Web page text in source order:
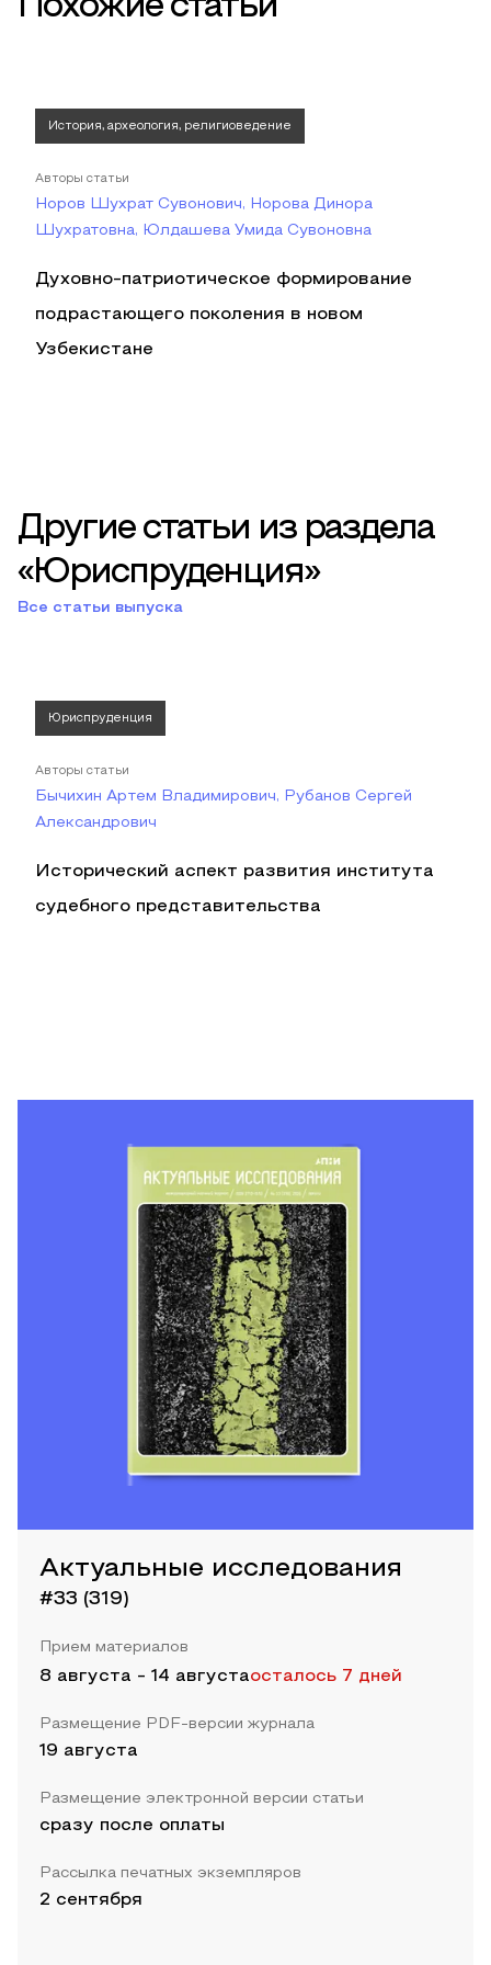
Похожие статьи
История, археология, религиоведение
Авторы статьи
Норов Шухрат Сувонович, Норова Динора
Шухратовна, Юлдашева Умида Сувоновна
Духовно-патриотическое формирование
подрастающего поколения в новом
Узбекистане
Другие статьи из раздела
«Юриспруденция»
Все статьи выпуска
Юриспруденция
Авторы статьи
Бычихин Артем Владимирович, Рубанов Сергей
Александрович
Исторический аспект развития института
судебного представительства
Актуальные исследования
#33 (319)
Прием материалов
8 августа - 14 августаосталось 7 дней
Размещение PDF-версии журнала
19 августа
Размещение электронной версии статьи
сразу после оплаты
Рассылка печатных экземпляров
2 сентября